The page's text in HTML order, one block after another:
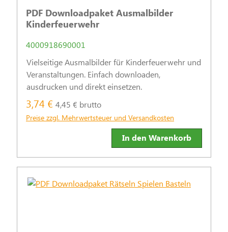
PDF Downloadpaket Ausmalbilder
Kinderfeuerwehr
4000918690001
Vielseitige Ausmalbilder für Kinderfeuerwehr und
Veranstaltungen. Einfach downloaden,
ausdrucken und direkt einsetzen.
3,74 € 4,45 € brutto
Preise zzgl. Mehrwertsteuer und Versandkosten
In den Warenkorb